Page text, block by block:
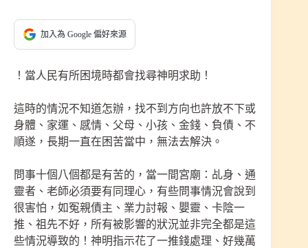
加入為 Google 偏好來源
！當人民有所困境時都會找尋神明求助！
這時的情況不知道怎辦，找不到方向也許放不下或
身體、家運、感情、父母、小孩、金錢、負債、不
順遂，長期一直在困苦當中，無法去解決。
問事十個八個都是有苦的，當一間宮廟：乩身、通
靈者、老師必須要有同理心，有些問事情況會說到
很害怕，如冤親債主、業力討報、嬰靈、卡陰一
推、祖先不好，所有被影響的狀況並非完全都是這
些情況導致的！神明指示花了一推錢處理、好幾萬